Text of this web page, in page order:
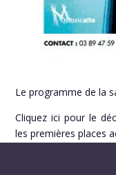
Le programme de la
Cliquez ici pour le
les premières places